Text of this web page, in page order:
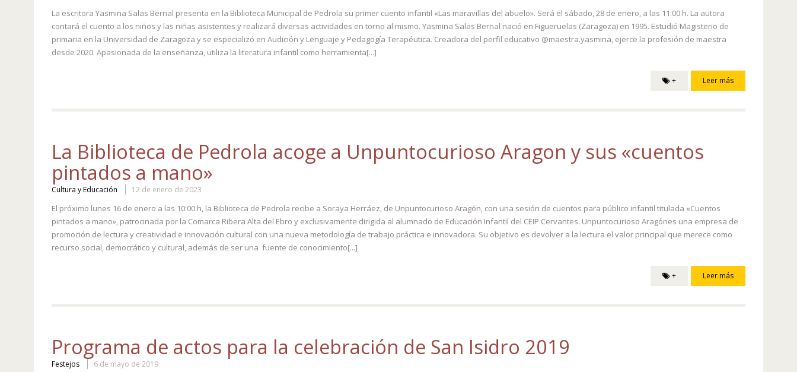
La escritora Yasmina Salas Bernal presenta en la Biblioteca Municipal de Pedrola su primer cuento infantil «Las maravillas del abuelo». Será el sábado, 28 de enero, a las 11:00 h. La autora
contará el cuento a los niños y las niñas asistentes y realizará diversas actividades en torno al mismo. Yasmina Salas Bernal nació en Figueruelas (Zaragoza) en 1995. Estudió Magisterio de
primaria en la Universidad de Zaragoza y se especializó en Audición y Lenguaje y Pedagogía Terapéutica. Creadora del perfil educativo @maestra.yasmina, ejerce la profesión de maestra
desde 2020. Apasionada de la enseñanza, utiliza la literatura infantil como herramienta[...]
Leer más
+
La Biblioteca de Pedrola acoge a Unpuntocurioso Aragon y sus «cuentos
pintados a mano»
Cultura y Educación 12 de enero de 2023
El próximo lunes 16 de enero a las 10:00 h, la Biblioteca de Pedrola recibe a Soraya Herráez, de Unpuntocurioso Aragón, con una sesión de cuentos para público infantil titulada «Cuentos
pintados a mano», patrocinada por la Comarca Ribera Alta del Ebro y exclusivamente dirigida al alumnado de Educación Infantil del CEIP Cervantes. Unpuntocurioso Aragónes una empresa de
promoción de lectura y creatividad e innovación cultural con una nueva metodología de trabajo práctica e innovadora. Su objetivo es devolver a la lectura el valor principal que merece como
recurso social, democrático y cultural, además de ser una fuente de conocimiento[...]
Leer más
+
Programa de actos para la celebración de San Isidro 2019
Festejos 6 de mayo de 2019